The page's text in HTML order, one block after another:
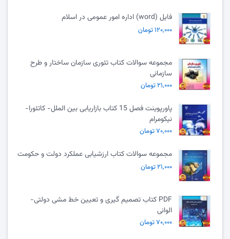
فایل (word) اداره امور عمومی در اسلام
۱۲۰,۰۰۰ تومان
مجموعه سوالات کتاب تئوری سازمان ساختار و طرح
سازمانی
۲۱,۰۰۰ تومان
پاورپوینت فصل 15 کتاب بازاریابی بین الملل- کاتئورا-
نیکومرام
۷۰,۰۰۰ تومان
مجموعه سوالات کتاب ارزشیابی عملکرد دولت و حکومت
۲۱,۰۰۰ تومان
PDF کتاب تصمیم گیری و تعیین خط مشی دولتی-
الوانی
۷۰,۰۰۰ تومان